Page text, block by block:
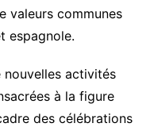
valeurs communes
espagnole.
nouvelles activités
à la figure
des célébrations